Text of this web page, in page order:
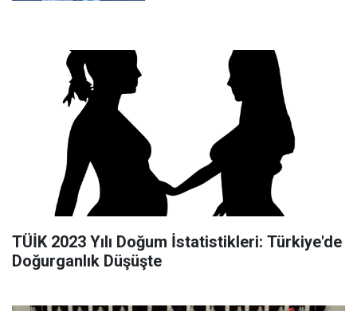
TÜİK 2023 Yılı Doğum İstatistikleri: Türkiye'de
Doğurganlık Düşüşte